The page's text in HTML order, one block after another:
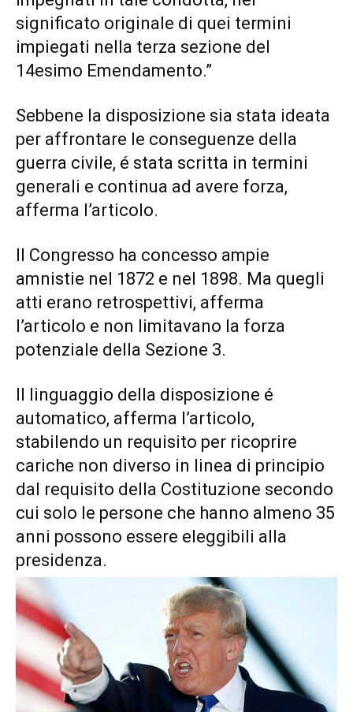
significato originale di quei termini
impiegati nella terza sezione del
14esimo Emendamento.”
Sebbene la disposizione sia stata ideata
per affrontare le conseguenze della
guerra civile, é stata scritta in termini
generali e continua ad avere forza,
afferma l’articolo.
Il Congresso ha concesso ampie
amnistie nel 1872 e nel 1898. Ma quegli
atti erano retrospettivi, afferma
l’articolo e non limitavano la forza
potenziale della Sezione 3.
Il linguaggio della disposizione é
automatico, afferma l’articolo,
stabilendo un requisito per ricoprire
cariche non diverso in linea di principio
dal requisito della Costituzione secondo
cui solo le persone che hanno almeno 35
anni possono essere eleggibili alla
presidenza.